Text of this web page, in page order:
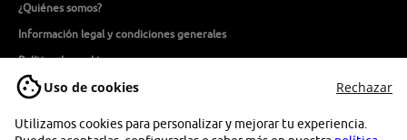
Uso de cookies Rechazar
Utilizamos cookies para personalizar y mejorar tu experiencia.
¿Quiénes somos?
Información legal y condiciones generales
Política de cookies
Política de privacidad